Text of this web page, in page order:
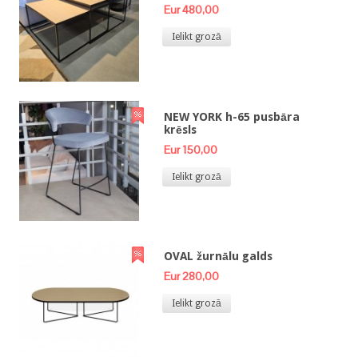
Eur 480,00
Ielikt grozā
NEW YORK h-65 pusbāra
krēsls
Eur 150,00
Ielikt grozā
OVAL žurnālu galds
Eur 280,00
Ielikt grozā